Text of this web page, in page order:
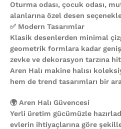
Oturma odası, çocuk odası,
alanlarına özel desen
✅ Modern Tasarımlar
Klasik desenlerden minimal
geometrik formlara kadar
zevke ve dekorasyon tarzına
Aren Halı makine halısı
hem de trend tasarımları bir
🌍 Aren Halı Güvencesi
Yerli üretim gücümüzle
evlerin ihtiyaçlarına göre